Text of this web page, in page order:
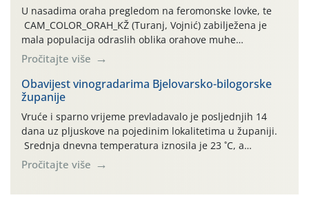
U nasadima oraha pregledom na feromonske lovke, te
CAM_COLOR_ORAH_KŽ (Turanj, Vojnić) zabilježena je
mala populacija odraslih oblika orahove muhe
(Rhagoletis completa). Niska brojnost može se objasniti
činjenicom da je riječ o mladim nasadima s vrlo malim
urodom, što je povezano i s manjim brojem prezimjelih
jedinki. U starijim nasadima, na žutim ljepljivim Rebell
pločama s […]
Pročitajte više
Obavijest vinogradarima Bjelovarsko-bilogorske
županije
Vruće i sparno vrijeme prevladavalo je posljednjih 14
dana uz pljuskove na pojedinim lokalitetima u županiji.
Srednja dnevna temperatura iznosila je 23 ˚C, a
maksimalne su posljednjih dana dosezale do 35 ˚C.
Simptome plamenjače vinove loze (Plasmoparas
Pročitajte više